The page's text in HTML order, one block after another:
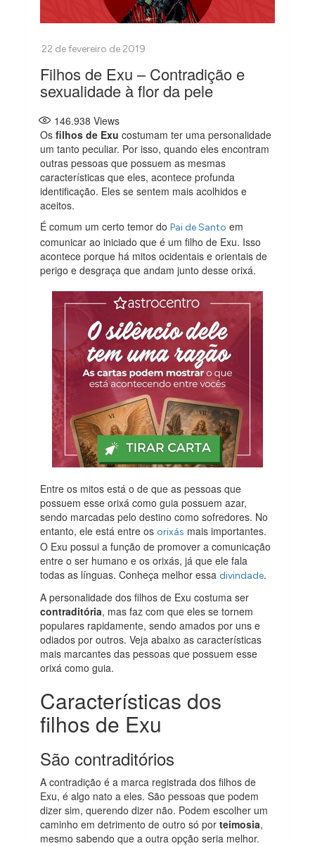
Filhos de Exu – Contradição e
sexualidade à flor da pele
146.938 Views
Osfilhos de Exu costumam ter uma personalidade
um tanto peculiar. Por isso, quando eles encontram
outras pessoas que possuem as mesmas
características que eles, acontece profunda
identificação. Eles se sentem mais acolhidos e
aceitos.
É comum um certo temor doPai de Santo em
comunicar ao iniciado que é um filho de Exu. Isso
acontece porque há mitos ocidentais e orientais de
perigo e desgraça que andam junto desse orixá.
Entre os mitos está o de que as pessoas que
possuem esse orixá como guia possuem azar,
sendo marcadas pelo destino como sofredores. No
entanto, ele está entre osorixás mais importantes.
O Exu possui a função de promover a comunicação
entre o ser humano e os orixás, já que ele fala
todas as línguas. Conheça melhor essadivindade.
A personalidade dos filhos de Exu costuma ser
contraditória, mas faz com que eles se tornem
populares rapidamente, sendo amados por uns e
odiados por outros. Veja abaixo as características
mais marcantes das pessoas que possuem esse
orixá como guia.
Características dos
filhos de Exu
São contraditórios
A contradição é a marca registrada dos filhos de
Exu, é algo nato a eles. São pessoas que podem
dizer sim, querendo dizer não. Podem escolher um
caminho em detrimento de outro só porteimosia,
mesmo sabendo que a outra opção seria melhor.